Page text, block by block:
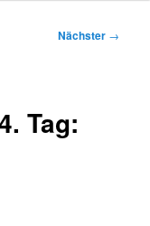
Nächster →
Tag: